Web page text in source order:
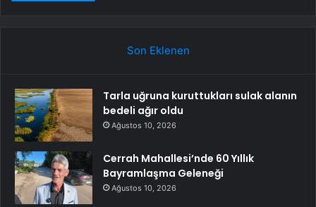
Son Eklenen
Tarla uğruna kuruttukları sulak alanın
bedeli ağır oldu
Ağustos 10, 2026
Cerrah Mahallesi’nde 60 Yıllık
Bayramlaşma Geleneği
Ağustos 10, 2026